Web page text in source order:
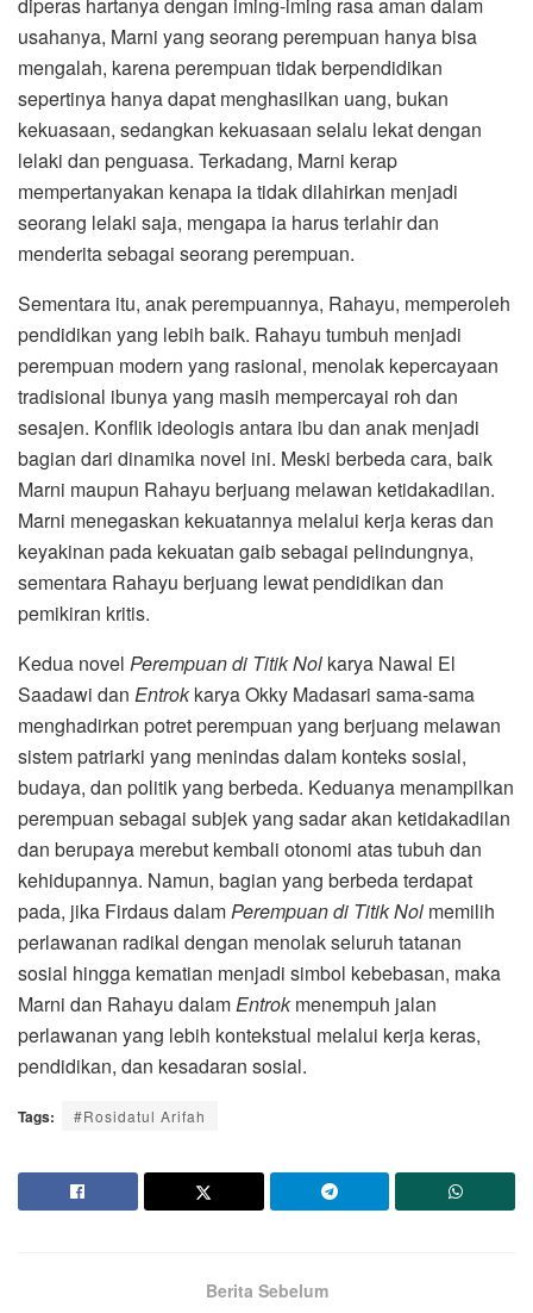
diperas hartanya dengan iming-iming rasa aman dalam
usahanya, Marni yang seorang perempuan hanya bisa
mengalah, karena perempuan tidak berpendidikan
sepertinya hanya dapat menghasilkan uang, bukan
kekuasaan, sedangkan kekuasaan selalu lekat dengan
lelaki dan penguasa. Terkadang, Marni kerap
mempertanyakan kenapa ia tidak dilahirkan menjadi
seorang lelaki saja, mengapa ia harus terlahir dan
menderita sebagai seorang perempuan.
Sementara itu, anak perempuannya, Rahayu, memperoleh
pendidikan yang lebih baik. Rahayu tumbuh menjadi
perempuan modern yang rasional, menolak kepercayaan
tradisional ibunya yang masih mempercayai roh dan
sesajen. Konflik ideologis antara ibu dan anak menjadi
bagian dari dinamika novel ini. Meski berbeda cara, baik
Marni maupun Rahayu berjuang melawan ketidakadilan.
Marni menegaskan kekuatannya melalui kerja keras dan
keyakinan pada kekuatan gaib sebagai pelindungnya,
sementara Rahayu berjuang lewat pendidikan dan
pemikiran kritis.
Kedua novel Perempuan di Titik Nol karya Nawal El
Saadawi dan Entrokkarya Okky Madasari sama-sama
menghadirkan potret perempuan yang berjuang melawan
sistem patriarki yang menindas dalam konteks sosial,
budaya, dan politik yang berbeda. Keduanya menampilkan
perempuan sebagai subjek yang sadar akan ketidakadilan
dan berupaya merebut kembali otonomi atas tubuh dan
kehidupannya. Namun, bagian yang berbeda terdapat
pada, jika Firdaus dalamPerempuan di Titik Nol memilih
perlawanan radikal dengan menolak seluruh tatanan
sosial hingga kematian menjadi simbol kebebasan, maka
Marni dan Rahayu dalamEntrokmenempuh jalan
perlawanan yang lebih kontekstual melalui kerja keras,
pendidikan, dan kesadaran sosial.
Tags: #Rosidatul Arifah
Berita Sebelum